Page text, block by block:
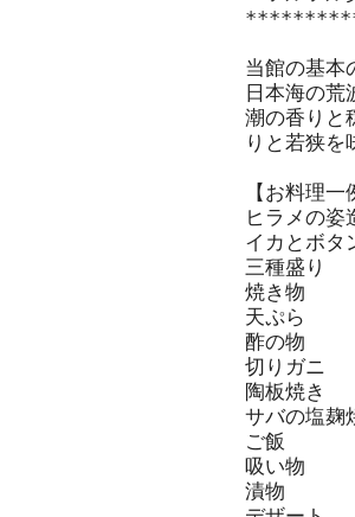
当館の基本
日本海の
潮の香りと
りと若狭を
【お料理一
ヒラメの姿
イカとボタ
三種盛り
焼き物
天ぷら
酢の物
切りガニ
陶板焼き
サバの塩麹
ご飯
吸い物
漬物